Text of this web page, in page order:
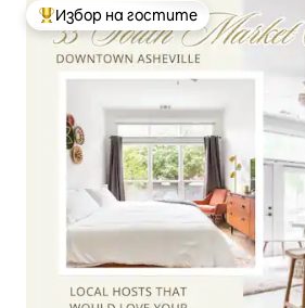
Най-популярен избор на гостите
Избор на гостите